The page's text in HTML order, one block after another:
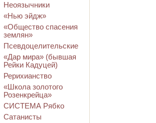
Неоязычники
«Нью эйдж»
«Общество спасения
землян»
Псевдоцелительские
«Дар мира» (бывшая
Рейки Кадуцей)
Рерихианство
«Школа золотого
Розенкрейца»
СИСТЕМА Рябко
Сатанисты